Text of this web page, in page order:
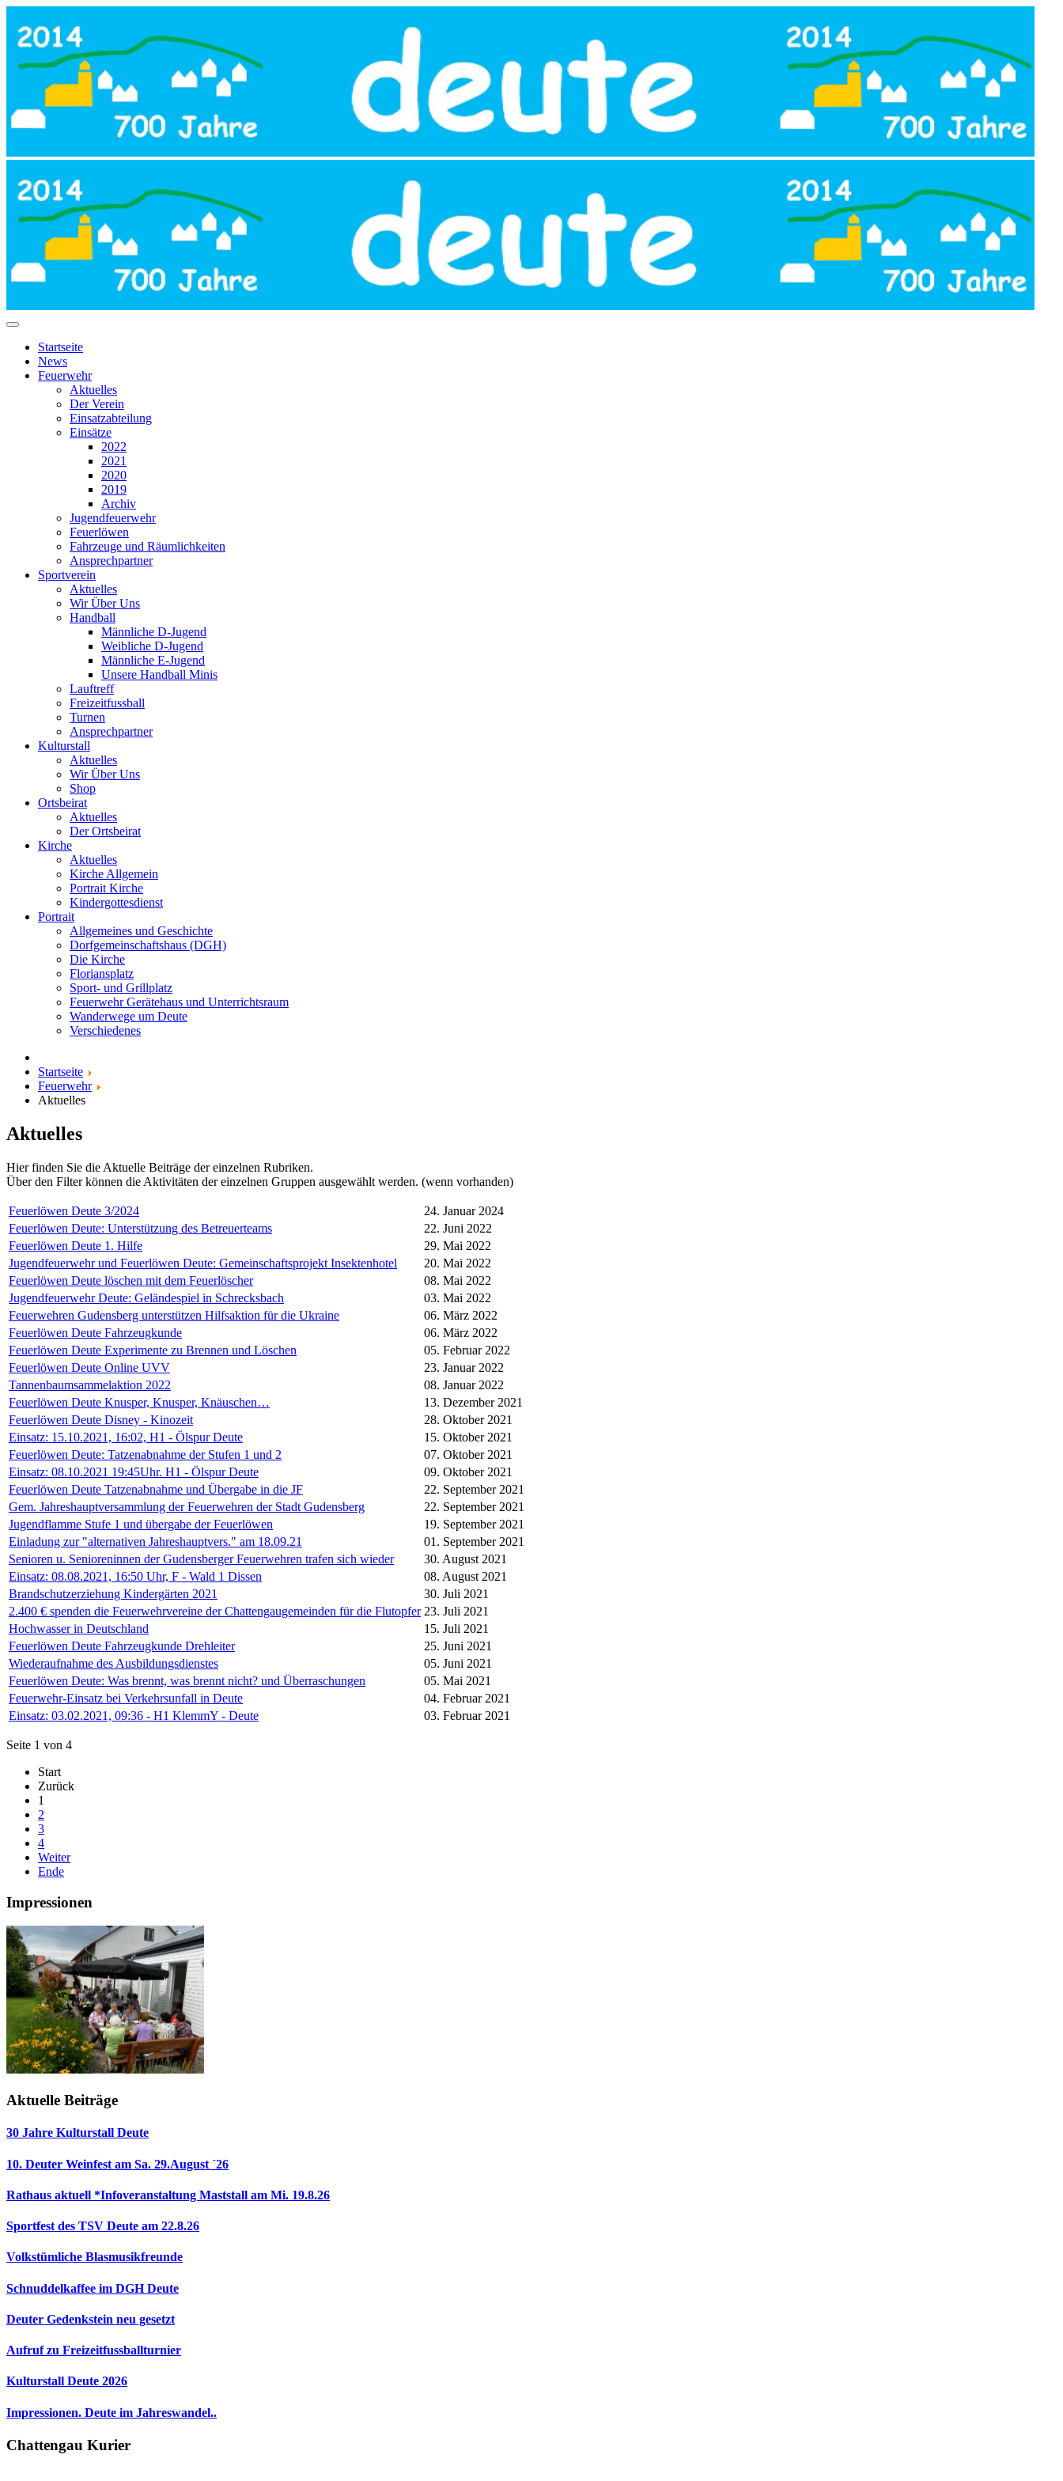
Startseite
News
Feuerwehr
Aktuelles
Der Verein
Einsatzabteilung
Einsätze
2022
2021
2020
2019
Archiv
Jugendfeuerwehr
Feuerlöwen
Fahrzeuge und Räumlichkeiten
Ansprechpartner
Sportverein
Aktuelles
Wir Über Uns
Handball
Männliche D-Jugend
Weibliche D-Jugend
Männliche E-Jugend
Unsere Handball Minis
Lauftreff
Freizeitfussball
Turnen
Ansprechpartner
Kulturstall
Aktuelles
Wir Über Uns
Shop
Ortsbeirat
Aktuelles
Der Ortsbeirat
Kirche
Aktuelles
Kirche Allgemein
Portrait Kirche
Kindergottesdienst
Portrait
Allgemeines und Geschichte
Dorfgemeinschaftshaus (DGH)
Die Kirche
Floriansplatz
Sport- und Grillplatz
Feuerwehr Gerätehaus und Unterrichtsraum
Wanderwege um Deute
Verschiedenes
Startseite
Feuerwehr
Aktuelles
Aktuelles
Hier finden Sie die Aktuelle Beiträge der einzelnen Rubriken.
Über den Filter können die Aktivitäten der einzelnen Gruppen ausgewählt werden. (wenn vorhanden)
Feuerlöwen Deute 3/2024
24. Januar 2024
Feuerlöwen Deute: Unterstützung des Betreuerteams
22. Juni 2022
Feuerlöwen Deute 1. Hilfe
29. Mai 2022
Jugendfeuerwehr und Feuerlöwen Deute: Gemeinschaftsprojekt Insektenhotel
20. Mai 2022
Feuerlöwen Deute löschen mit dem Feuerlöscher
08. Mai 2022
Jugendfeuerwehr Deute: Geländespiel in Schrecksbach
03. Mai 2022
Feuerwehren Gudensberg unterstützen Hilfsaktion für die Ukraine
06. März 2022
Feuerlöwen Deute Fahrzeugkunde
06. März 2022
Feuerlöwen Deute Experimente zu Brennen und Löschen
05. Februar 2022
Feuerlöwen Deute Online UVV
23. Januar 2022
Tannenbaumsammelaktion 2022
08. Januar 2022
Feuerlöwen Deute Knusper, Knusper, Knäuschen…
13. Dezember 2021
Feuerlöwen Deute Disney - Kinozeit
28. Oktober 2021
Einsatz: 15.10.2021, 16:02, H1 - Ölspur Deute
15. Oktober 2021
Feuerlöwen Deute: Tatzenabnahme der Stufen 1 und 2
07. Oktober 2021
Einsatz: 08.10.2021 19:45Uhr. H1 - Ölspur Deute
09. Oktober 2021
Feuerlöwen Deute Tatzenabnahme und Übergabe in die JF
22. September 2021
Gem. Jahreshauptversammlung der Feuerwehren der Stadt Gudensberg
22. September 2021
Jugendflamme Stufe 1 und übergabe der Feuerlöwen
19. September 2021
Einladung zur "alternativen Jahreshauptvers." am 18.09.21
01. September 2021
Senioren u. Senioreninnen der Gudensberger Feuerwehren trafen sich wieder
30. August 2021
Einsatz: 08.08.2021, 16:50 Uhr, F - Wald 1 Dissen
08. August 2021
Brandschutzerziehung Kindergärten 2021
30. Juli 2021
2.400 € spenden die Feuerwehrvereine der Chattengaugemeinden für die Flutopfer 23. Juli 2021
Hochwasser in Deutschland
15. Juli 2021
Feuerlöwen Deute Fahrzeugkunde Drehleiter
25. Juni 2021
Wiederaufnahme des Ausbildungsdienstes
05. Juni 2021
Feuerlöwen Deute: Was brennt, was brennt nicht? und Überraschungen
05. Mai 2021
Feuerwehr-Einsatz bei Verkehrsunfall in Deute
04. Februar 2021
Einsatz: 03.02.2021, 09:36 - H1 KlemmY - Deute
03. Februar 2021
Seite 1 von 4
Start
Zurück
1
2
3
4
Weiter
Ende
Impressionen
Aktuelle Beiträge
30 Jahre Kulturstall Deute
10. Deuter Weinfest am Sa. 29.August ´26
Rathaus aktuell *Infoveranstaltung Maststall am Mi. 19.8.26
Sportfest des TSV Deute am 22.8.26
Volkstümliche Blasmusikfreunde
Schnuddelkaffee im DGH Deute
Deuter Gedenkstein neu gesetzt
Aufruf zu Freizeitfussballturnier
Kulturstall Deute 2026
Impressionen. Deute im Jahreswandel..
Chattengau Kurier